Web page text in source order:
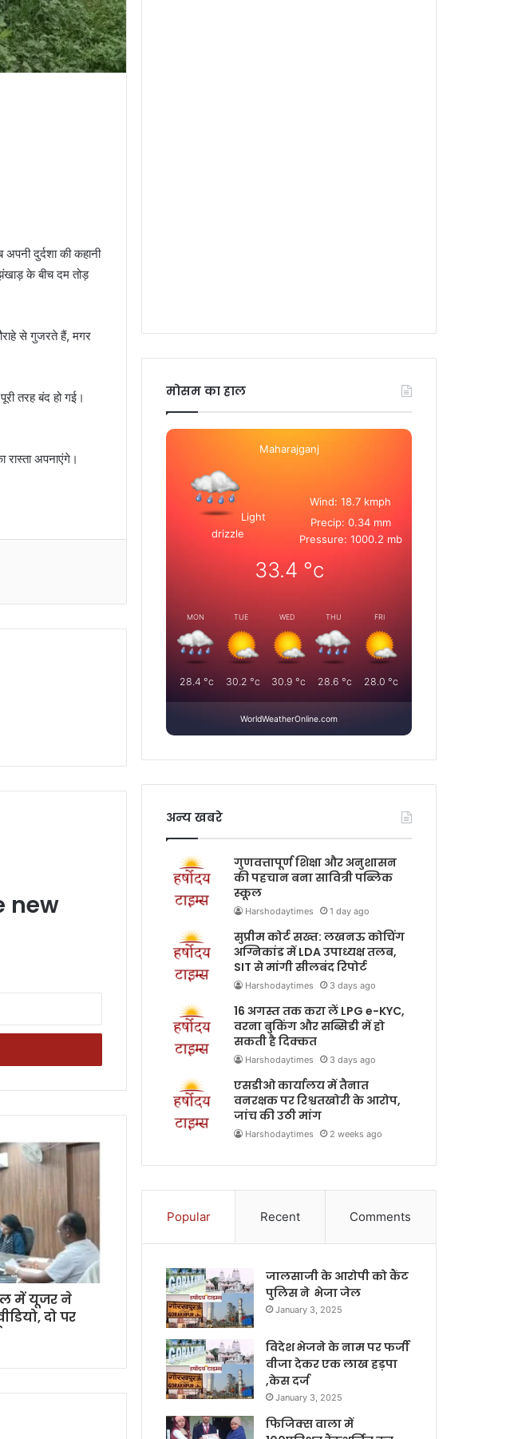
दुर्दशा की कहानी
के बीच दम तोड़
से गुजरते हैं, मगर
तरह बंद हो गई।
रास्ता अपनाएंगे।
new
में यूजर ने
दो पर
मोसम का हाल
Maharajganj
Light
drizzle
Wind: 18.7 kmph
Precip: 0.34 mm
Pressure: 1000.2 mb
33.4 °c
MON
28.4 °c
TUE
30.2 °c
WED
30.9 °c
THU
28.6 °c
FRI
28.0 °c
WorldWeatherOnline.com
अन्य खबरे
गुणवत्तापूर्ण शिक्षा और अनुशासन
की पहचान बना सावित्री पब्लिक
स्कूल
Harshodaytimes 1 day ago
सुप्रीम कोर्ट सख्त: लखनऊ कोचिंग
अग्निकांड में LDA उपाध्यक्ष तलब,
SIT से मांगी सीलबंद रिपोर्ट
Harshodaytimes 3 days ago
16 अगस्त तक करा लें LPG e-KYC,
वरना बुकिंग और सब्सिडी में हो
सकती है दिक्कत
Harshodaytimes 3 days ago
एसडीओ कार्यालय में तैनात
वनरक्षक पर रिश्वतखोरी के आरोप,
जांच की उठी मांग
Harshodaytimes 2 weeks ago
Popular Recent Comments
जालसाजी के आरोपी को कैंट
पुलिस ने भेजा जेल
January 3, 2025
विदेश भेजने के नाम पर फर्जी
वीजा देकर एक लाख हड़पा
,केस दर्ज
January 3, 2025
फिजिक्स वाला में